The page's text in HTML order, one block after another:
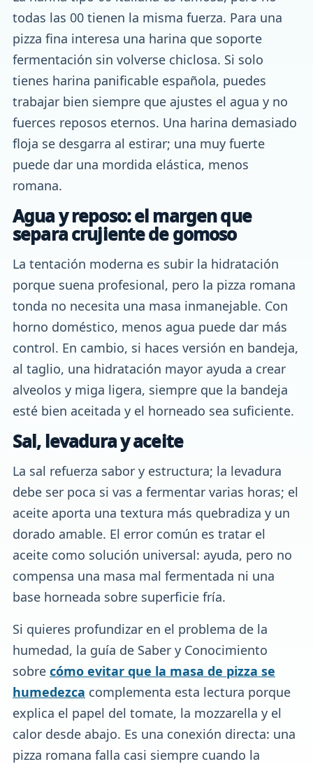
todas las 00 tienen la misma fuerza. Para una
pizza fina interesa una harina que soporte
fermentación sin volverse chiclosa. Si solo
tienes harina panificable española, puedes
trabajar bien siempre que ajustes el agua y no
fuerces reposos eternos. Una harina demasiado
floja se desgarra al estirar; una muy fuerte
puede dar una mordida elástica, menos
romana.
Agua y reposo: el margen que
separa crujiente de gomoso
La tentación moderna es subir la hidratación
porque suena profesional, pero la pizza romana
tonda no necesita una masa inmanejable. Con
horno doméstico, menos agua puede dar más
control. En cambio, si haces versión en bandeja,
al taglio, una hidratación mayor ayuda a crear
alveolos y miga ligera, siempre que la bandeja
esté bien aceitada y el horneado sea suficiente.
Sal, levadura y aceite
La sal refuerza sabor y estructura; la levadura
debe ser poca si vas a fermentar varias horas; el
aceite aporta una textura más quebradiza y un
dorado amable. El error común es tratar el
aceite como solución universal: ayuda, pero no
compensa una masa mal fermentada ni una
base horneada sobre superficie fría.
Si quieres profundizar en el problema de la
humedad, la guía de Saber y Conocimiento
sobre cómo evitar que la masa de pizza se
humedezca complementa esta lectura porque
explica el papel del tomate, la mozzarella y el
calor desde abajo. Es una conexión directa: una
pizza romana falla casi siempre cuando la